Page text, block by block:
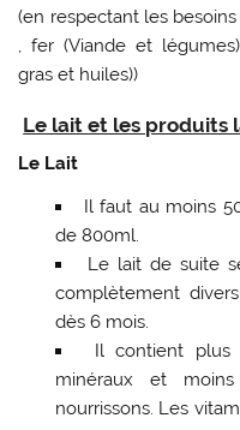
(en respectant les
, fer (Viande et
gras et huiles))
Le lait et les produits
Le Lait
Il faut au moins
de 800ml.
Le lait de suite
complètement
dès 6 mois.
Il contient plus
minéraux et
nourrissons. Les